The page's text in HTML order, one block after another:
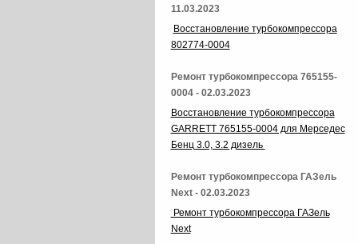
11.03.2023
Восстановление турбокомпрессора
802774-0004
Ремонт турбокомпрессора 765155-
0004 - 02.03.2023
Восстановление турбокомпрессора
GARRETT 765155-0004 для Мерседес
Бенц 3.0, 3.2 дизель
Ремонт турбокомпрессора ГАЗель
Next - 02.03.2023
Ремонт турбокомпрессора ГАЗель
Next